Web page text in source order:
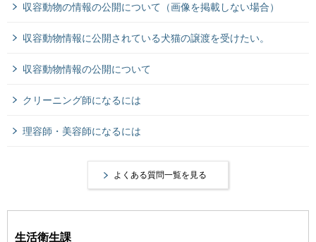
収容動物の情報の公開について（画像を掲載しない場合）
収容動物情報に公開されている犬猫の譲渡を受けたい。
収容動物情報の公開について
クリーニング師になるには
理容師・美容師になるには
よくある質問一覧を見る
生活衛生課